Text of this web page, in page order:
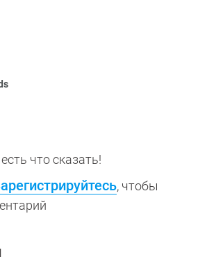
что сказать!
, чтобы